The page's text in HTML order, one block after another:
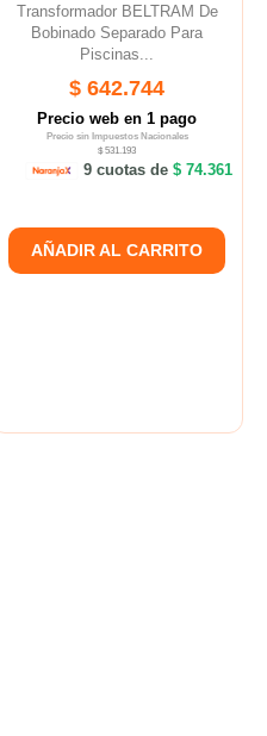
Transformador BELTRAM De
Bobinado Separado Para
Piscinas...
$ 642.744
Precio web en 1 pago
Precio sin Impuestos Nacionales
$ 531.193
9 cuotas de $ 74.361
AÑADIR AL CARRITO